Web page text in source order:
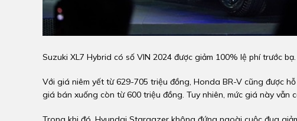
Suzuki XL7 Hybrid có số VIN 2024 được giảm 100% lệ phí trước bạ.
Với giá niêm yết từ 629-705 triệu đồng, Honda BR-V cũng được
giá bán xuống còn từ 600 triệu đồng. Tuy nhiên, mức giá này vẫn